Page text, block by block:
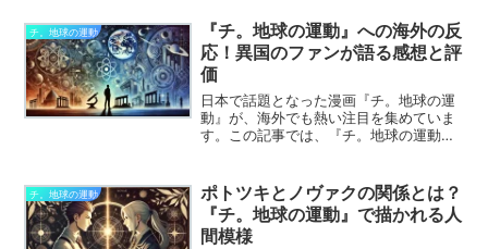
チ。地球の運動
『チ。地球の運動』への海外の反
応！異国のファンが語る感想と評
価
日本で話題となった漫画『チ。地球の運
動』が、海外でも熱い注目を集めていま
す。この記事では、『チ。地球の運動』
る文化や視点から見た本作の魅力につい
て探っていきましょう。
チ。地球の運動
ポトツキとノヴァクの関係とは？
『チ。地球の運動』で描かれる人
間模様